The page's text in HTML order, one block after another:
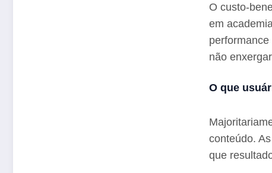
O
em
não
O que
conteúdo.
que